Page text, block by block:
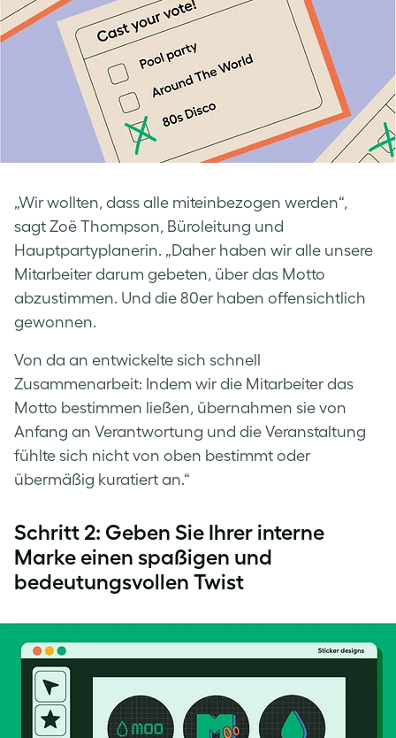
„Wir wollten, dass alle miteinbezogen werden“,
sagt Zoë Thompson, Büroleitung und
Hauptpartyplanerin. „Daher haben wir alle unsere
Mitarbeiter darum gebeten, über das Motto
abzustimmen. Und die 80er haben offensichtlich
gewonnen.
Von da an entwickelte sich schnell
Zusammenarbeit: Indem wir die Mitarbeiter das
Motto bestimmen ließen, übernahmen sie von
Anfang an Verantwortung und die Veranstaltung
fühlte sich nicht von oben bestimmt oder
übermäßig kuratiert an.“
Schritt 2: Geben Sie Ihrer interne
Marke einen spaßigen und
bedeutungsvollen Twist